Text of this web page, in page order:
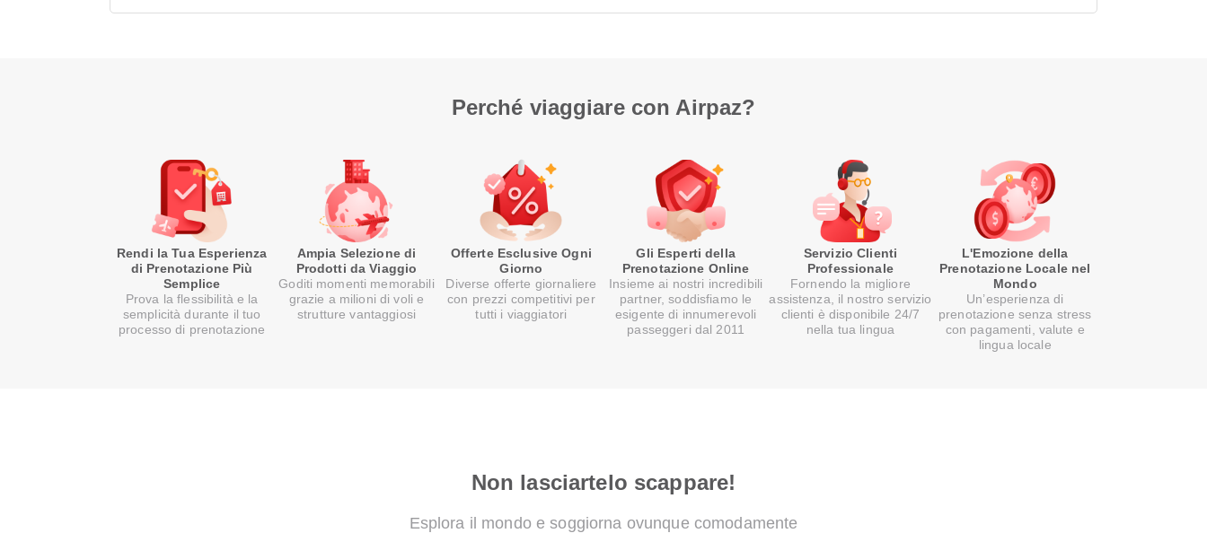
Perché viaggiare con Airpaz?
Rendi la Tua Esperienza
di Prenotazione Più
Semplice
Prova la flessibilità e la
semplicità durante il tuo
processo di prenotazione
Ampia Selezione di
Prodotti da Viaggio
Goditi momenti memorabili
grazie a milioni di voli e
strutture vantaggiosi
Offerte Esclusive Ogni
Giorno
Diverse offerte giornaliere
con prezzi competitivi per
tutti i viaggiatori
Gli Esperti della
Prenotazione Online
Insieme ai nostri incredibili
partner, soddisfiamo le
esigente di innumerevoli
passeggeri dal 2011
Servizio Clienti
Professionale
Fornendo la migliore
assistenza, il nostro servizio
clienti è disponibile 24/7
nella tua lingua
L'Emozione della
Prenotazione Locale nel
Mondo
Un’esperienza di
prenotazione senza stress
con pagamenti, valute e
lingua locale
Non lasciartelo scappare!
Esplora il mondo e soggiorna ovunque comodamente